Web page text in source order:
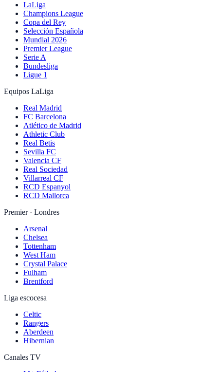
LaLiga
Champions League
Copa del Rey
Selección Española
Mundial 2026
Premier League
Serie A
Bundesliga
Ligue 1
Equipos LaLiga
Real Madrid
FC Barcelona
Atlético de Madrid
Athletic Club
Real Betis
Sevilla FC
Valencia CF
Real Sociedad
Villarreal CF
RCD Espanyol
RCD Mallorca
Premier · Londres
Arsenal
Chelsea
Tottenham
West Ham
Crystal Palace
Fulham
Brentford
Liga escocesa
Celtic
Rangers
Aberdeen
Hibernian
Canales TV